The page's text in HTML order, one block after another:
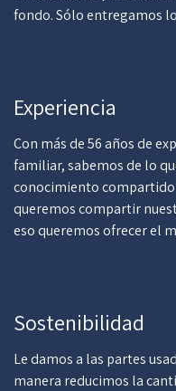
fondo. Sólo entregamos
Experiencia
Con más de 56 años de
familiar, sabemos de lo
conocimiento
queremos compartir
eso queremos ofrecer el
Sostenibilidad
Le damos a las partes
manera reducimos la